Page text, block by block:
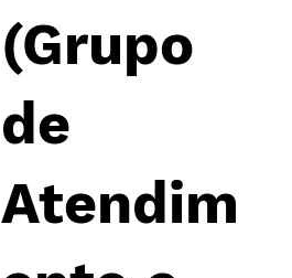
(Grupo
de
Atendim